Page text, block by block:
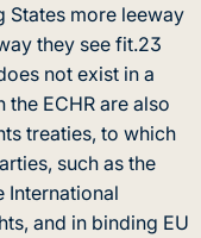
States more leeway
they see fit.23
not exist in a
ECHR are also
treaties, to which
such as the
International
and in binding EU